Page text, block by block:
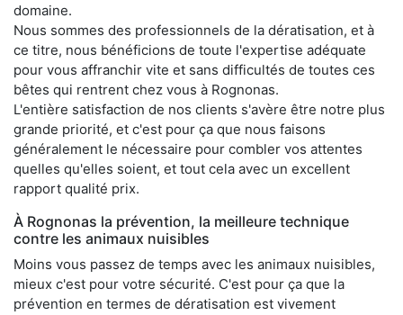
domaine.
Nous sommes des professionnels de la dératisation, et à
ce titre, nous bénéficions de toute l'expertise adéquate
pour vous affranchir vite et sans difficultés de toutes ces
bêtes qui rentrent chez vous à Rognonas.
L'entière satisfaction de nos clients s'avère être notre plus
grande priorité, et c'est pour ça que nous faisons
généralement le nécessaire pour combler vos attentes
quelles qu'elles soient, et tout cela avec un excellent
rapport qualité prix.
À Rognonas la prévention, la meilleure technique
contre les animaux nuisibles
Moins vous passez de temps avec les animaux nuisibles,
mieux c'est pour votre sécurité. C'est pour ça que la
prévention en termes de dératisation est vivement